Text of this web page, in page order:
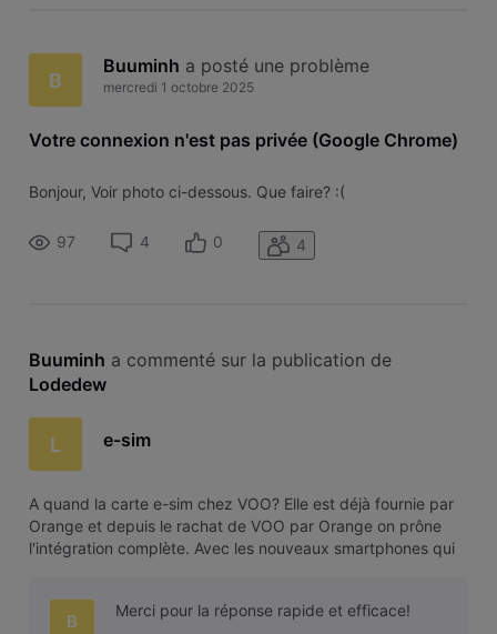
B
Buuminh a posté une problème
mercredi 1 octobre 2025
Votre connexion n'est pas privée (Google Chrome)
Bonjour, Voir photo ci-dessous. Que faire? :(
97 4 0 4
Buuminh a commenté sur la publication de
Lodedew
L e-sim
A quand la carte e-sim chez VOO? Elle est déjà fournie par
Orange et depuis le rachat de VOO par Orange on prône
l'intégration complète. Avec les nouveaux smartphones qui
B
Merci pour la réponse rapide et efficace!